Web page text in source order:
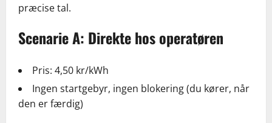
præcise tal.
Scenarie A: Direkte hos operatøren
Pris: 4,50 kr/kWh
Ingen startgebyr, ingen blokering (du kører, når
den er færdig)